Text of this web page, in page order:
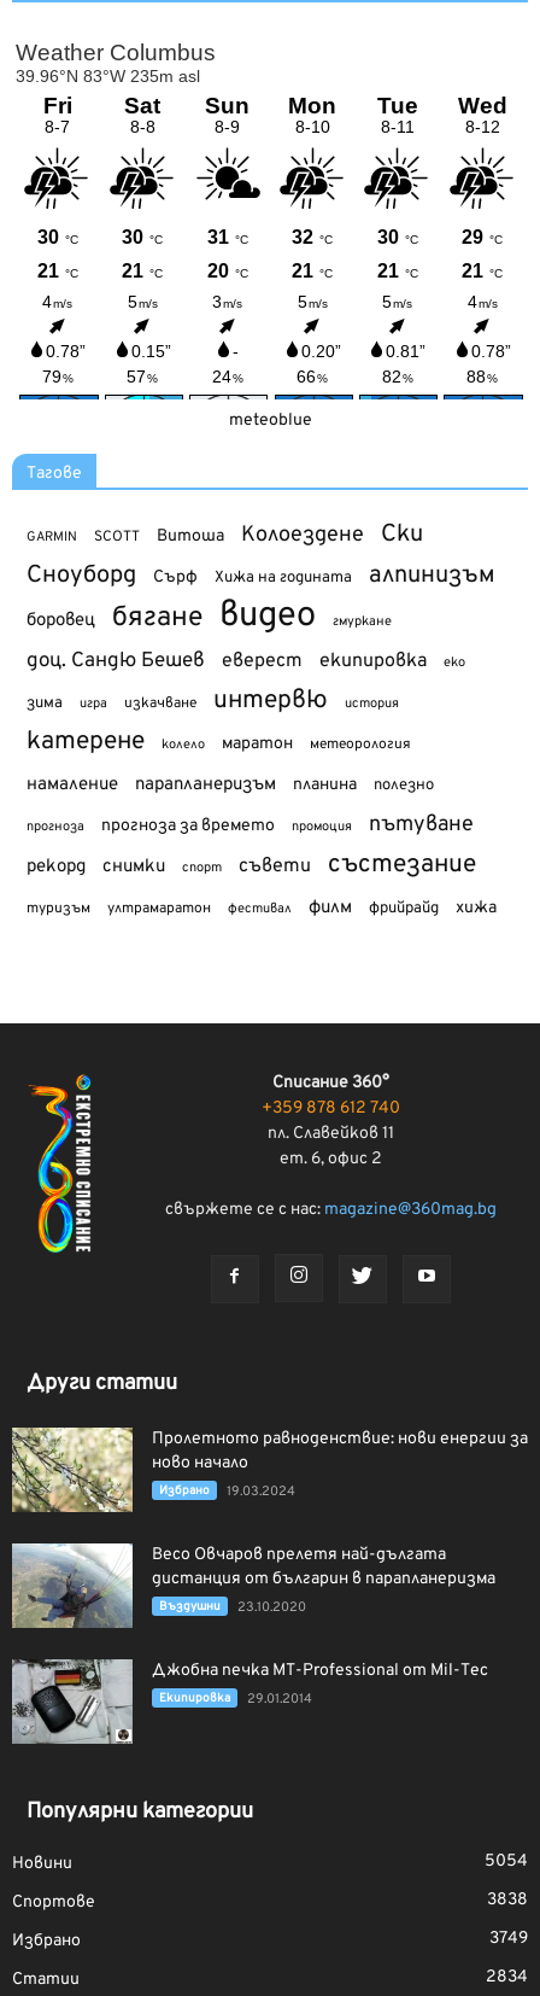
meteoblue
Тагове
GARMIN SCOTT Витоша Колоездене Ски
Сноуборд Сърф Хижа на годината алпинизъм
боровец бягане видео гмуркане
доц. Сандю Бешев еверест екипировка еко
зима игра изкачване интервю история
катерене колело маратон метеорология
намаление парапланеризъм планина полезно
прогноза прогноза за времето промоция пътуване
рекорд снимки спорт съвети състезание
туризъм ултрамаратон фестивал филм фрийрайд хижа
Списание 360°
+359 878 612 740
пл. Славейков 11
ет. 6, офис 2
свържете се с нас: magazine@360mag.bg
Други статии
Пролетното равноденствие: нови енергии за
ново начало
Избрано 19.03.2024
Весо Овчаров прелетя най-дългата
дистанция от българин в парапланеризма
Въздушни 23.10.2020
Джобна печка MT-Professional от Mil-Tec
Екипировка 29.01.2014
Популярни категории
Новини
5054
Спортове
3838
Избрано
3749
Статии
2834